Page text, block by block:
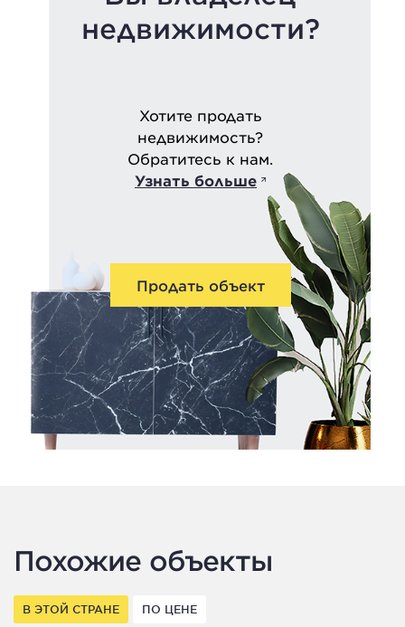
недвижимости?
Хотите продать
недвижимость?
Обратитесь к нам.
Узнать больше
Продать объект
Похожие объекты
В ЭТОЙ СТРАНЕ ПО ЦЕНЕ